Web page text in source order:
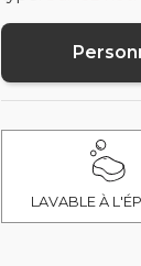
LAVABLE À